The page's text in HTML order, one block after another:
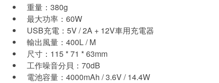
重量：380g
最大功率：60W
USB充電：5V / 2A + 12V車用充電器
輸出風量：400L / M
尺寸：115 * 71 * 63mm
工作噪音分貝：70dB
電池容量：4000mAh / 3.6V / 14.4W